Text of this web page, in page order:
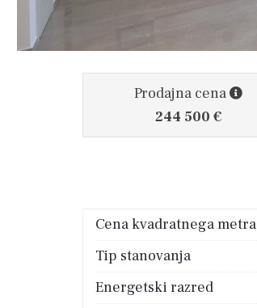
Prodajna cena
244 500 €
Cena kvadratnega metra
Tip stanovanja
Energetski razred